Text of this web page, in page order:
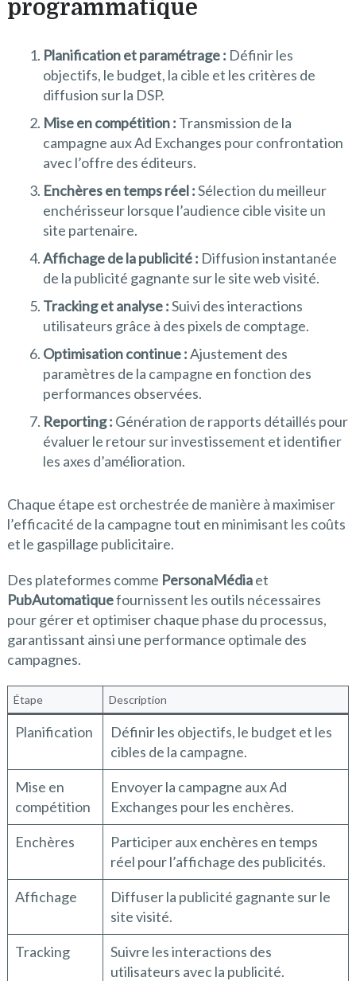
programmatique
Planification et paramétrage : Définir les
objectifs, le budget, la cible et les critères de
diffusion sur la DSP.
Mise en compétition : Transmission de la
campagne aux Ad Exchanges pour confrontation
avec l’offre des éditeurs.
Enchères en temps réel :Sélection du meilleur
enchérisseur lorsque l’audience cible visite un
site partenaire.
Affichage de la publicité : Diffusion instantanée
de la publicité gagnante sur le site web visité.
Tracking et analyse :Suivi des interactions
utilisateurs grâce à des pixels de comptage.
Optimisation continue :Ajustement des
paramètres de la campagne en fonction des
performances observées.
Reporting : Génération de rapports détaillés pour
évaluer le retour sur investissement et identifier
les axes d’amélioration.
Chaque étape est orchestrée de manière à maximiser
l’efficacité de la campagne tout en minimisant les coûts
et le gaspillage publicitaire.
Des plateformes comme PersonaMédiaet
PubAutomatiquefournissent les outils nécessaires
pour gérer et optimiser chaque phase du processus,
garantissant ainsi une performance optimale des
campagnes.
Étape Description
Planification
Définir les objectifs, le budget et les
cibles de la campagne.
Mise en
compétition
Envoyer la campagne aux Ad
Exchanges pour les enchères.
Enchères
Participer aux enchères en temps
réel pour l’affichage des publicités.
Affichage
Diffuser la publicité gagnante sur le
site visité.
Tracking
Suivre les interactions des
utilisateurs avec la publicité.